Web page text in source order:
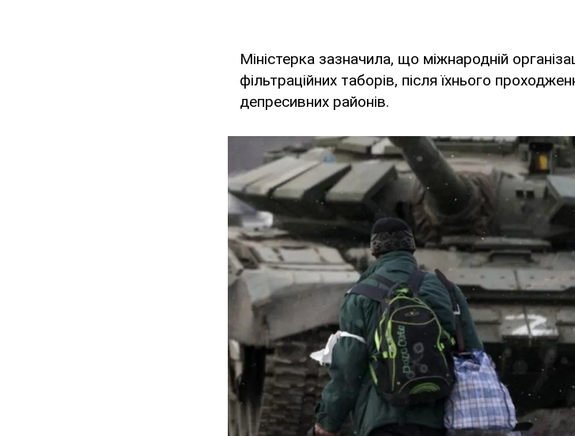
Міністерка зазначила, що міжнародній
фільтраційних таборів, після їхнього
депресивних районів.